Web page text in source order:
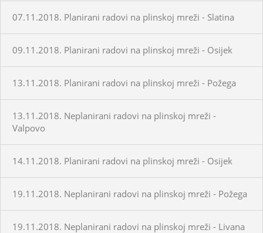
07.11.2018. Planirani radovi na plinskoj mreži - Slatina
09.11.2018. Planirani radovi na plinskoj mreži - Osijek
13.11.2018. Planirani radovi na plinskoj mreži - Požega
13.11.2018. Neplanirani radovi na plinskoj mreži -
Valpovo
14.11.2018. Planirani radovi na plinskoj mreži - Osijek
19.11.2018. Neplanirani radovi na plinskoj mreži - Požega
19.11.2018. Neplanirani radovi na plinskoj mreži - Livana